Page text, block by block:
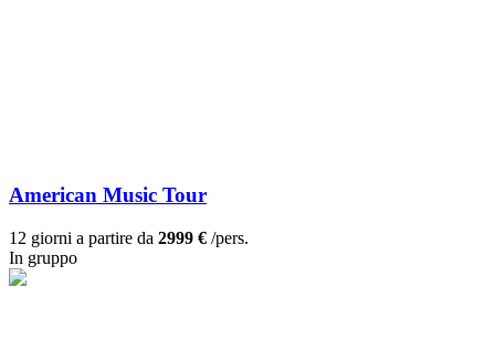
American Music Tour
12 giorni a partire da 2999 € /pers.
In gruppo